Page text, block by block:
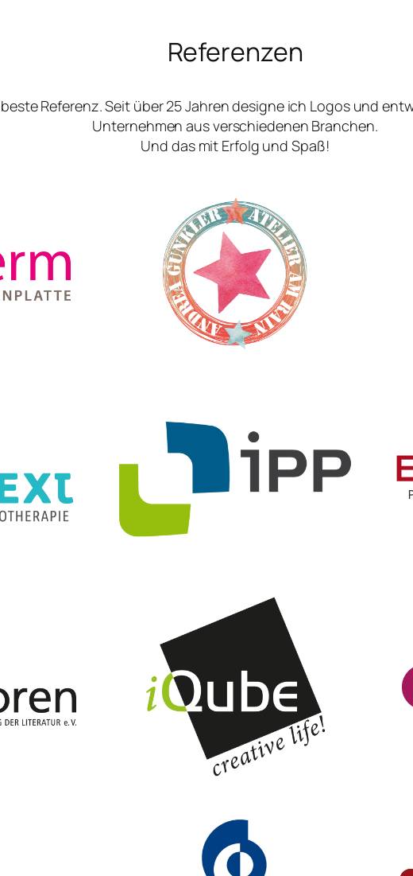
Referenzen
Referenz. Seit über 25 Jahren designe ich Logos und
Unternehmen aus verschiedenen Branchen.
Und das mit Erfolg und Spaß!